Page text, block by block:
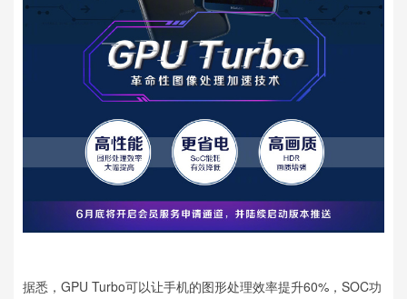
据悉，GPU Turbo可以让手机的图形处理效率提升60%，SOC功